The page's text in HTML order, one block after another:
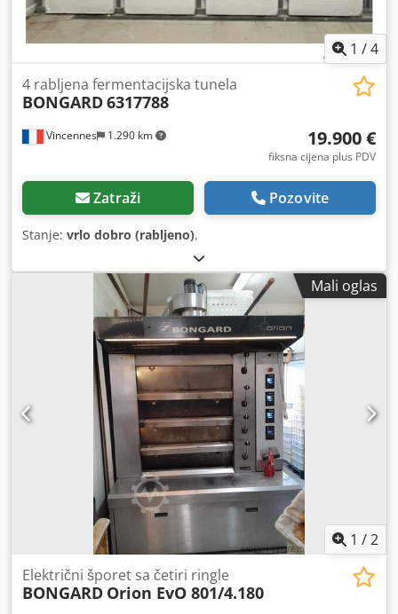
1 /4
Vincennes 1.290 km
4 rabljena fermentacijska tunela
BONGARD6317788
19.900 €
fiksna cijena plus PDV
Zatraži Pozovite
Stanje: vrlo dobro (rabljeno),
Mali oglas
1 /2
Električni šporet sa četiri ringle
BONGARD Orion EvO 801/4.180